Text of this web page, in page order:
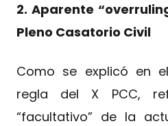
2. Aparente
Pleno Casatorio Civil
Como se explicó en
regla del X PCC,
“facultativo” de la